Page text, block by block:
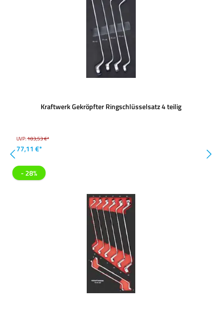
Kraftwerk Gekröpfter Ringschlüsselsatz 4 teilig
UVP:103,53 €*
77,11 €*
- 28%